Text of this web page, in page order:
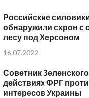
Российские силовики
обнаружили схрон с
лесу под Херсоном
16.07.2022
Советник
действиях ФРГ
интересов Украины